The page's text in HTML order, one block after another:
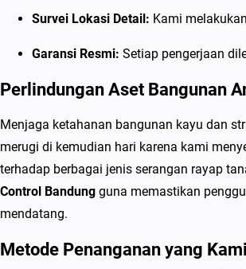
Survei Lokasi Detail: Kami
Garansi Resmi: Setiap pengerjaan
Perlindungan Aset Bangunan
Menjaga ketahanan bangunan kayu dan
merugi di kemudian hari karena kami
terhadap berbagai jenis serangan rayap
Control Bandung guna memastikan
mendatang.
Metode Penanganan yang